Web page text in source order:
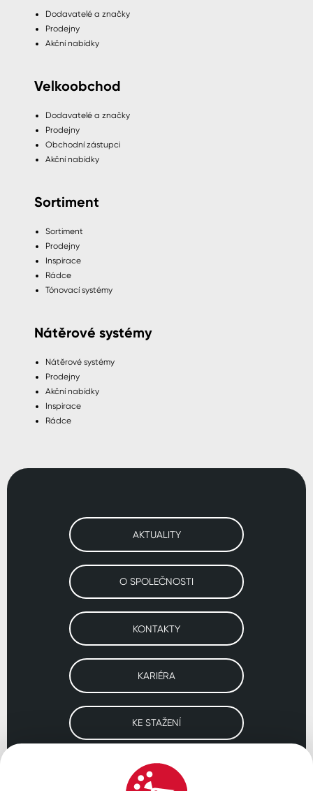
Dodavatelé a značky
Prodejny
Akční nabídky
Velkoobchod
Dodavatelé a značky
Prodejny
Obchodní zástupci
Akční nabídky
Sortiment
Sortiment
Prodejny
Inspirace
Rádce
Tónovací systémy
Nátěrové systémy
Nátěrové systémy
Prodejny
Akční nabídky
Inspirace
Rádce
AKTUALITY
O SPOLEČNOSTI
KONTAKTY
KARIÉRA
KE STAŽENÍ
Navštivte naše pobočky